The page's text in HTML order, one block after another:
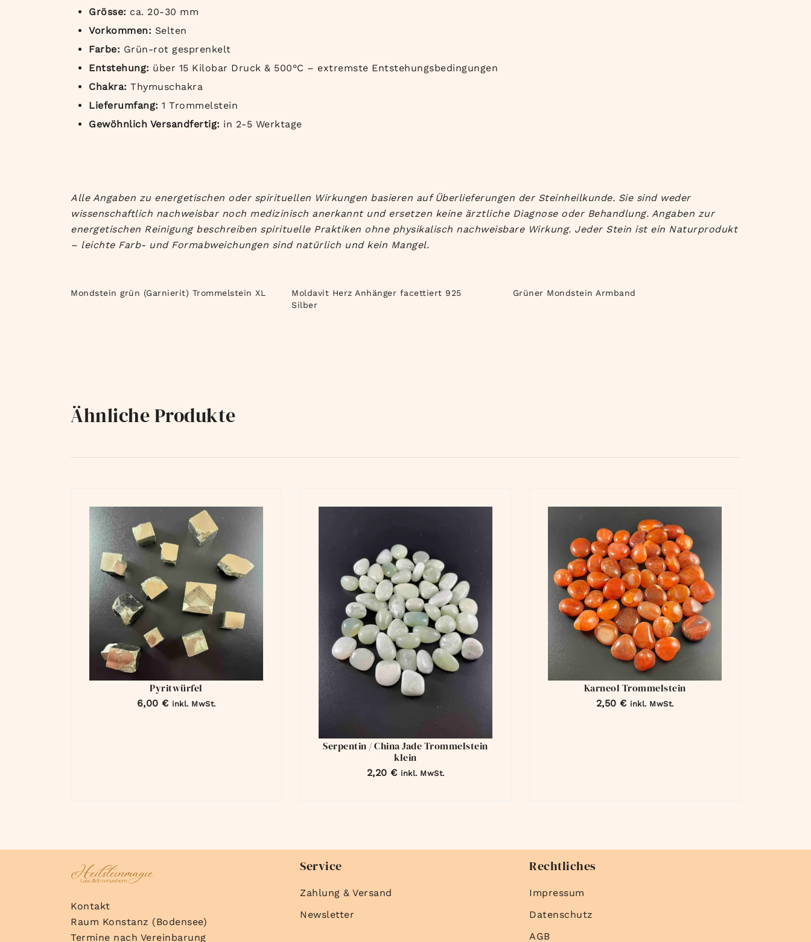
Grösse: ca. 20-30 mm
Vorkommen: Selten
Farbe: Grün-rot gesprenkelt
Entstehung: über 15 Kilobar Druck & 500°C – extremste Entstehungsbedingungen
Chakra: Thymuschakra
Lieferumfang: 1 Trommelstein
Gewöhnlich Versandfertig: in 2-5 Werktage
Alle Angaben zu energetischen oder spirituellen Wirkungen basieren auf Überlieferungen der Steinheilkunde. Sie sind weder
wissenschaftlich nachweisbar noch medizinisch anerkannt und ersetzen keine ärztliche Diagnose oder Behandlung. Angaben zur
energetischen Reinigung beschreiben spirituelle Praktiken ohne physikalisch nachweisbare Wirkung. Jeder Stein ist ein Naturprodukt
– leichte Farb- und Formabweichungen sind natürlich und kein Mangel.
Mondstein grün (Garnierit) Trommelstein XL
Moldavit Herz Anhänger facettiert 925
Silber
Grüner Mondstein Armband
Ähnliche Produkte
Pyritwürfel
6,00 € inkl. MwSt.
Serpentin / China Jade Trommelstein
klein
2,20 € inkl. MwSt.
Karneol Trommelstein
2,50 € inkl. MwSt.
Kontakt
Raum Konstanz (Bodensee)
Termine nach Vereinbarung
Service
Zahlung & Versand
Newsletter
Rechtliches
Impressum
Datenschutz
AGB